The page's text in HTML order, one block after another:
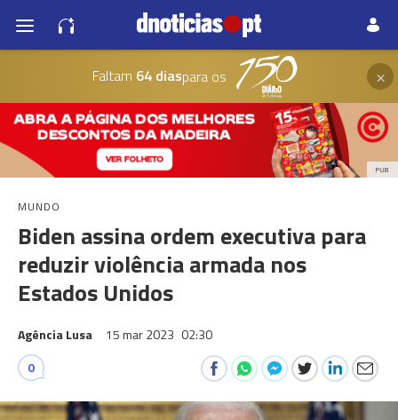
Faltam 64 diaspara os ×
PUB
MUNDO
Biden assina ordem executiva para
reduzir violência armada nos
Estados Unidos
Agência Lusa 15 mar 2023 02:30
0